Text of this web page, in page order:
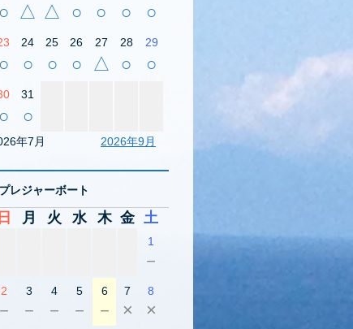
○ △ △ ○ ○ ○ ○
○
24
○
25
○
26
○
27
△
28
○
29
○
○
31
○
年7月 2026年9月
プレジャーボート
日 月 火 水 木 金 土
1
－
2
－
3
－
4
－
5
－
6
－
7
×
8
×